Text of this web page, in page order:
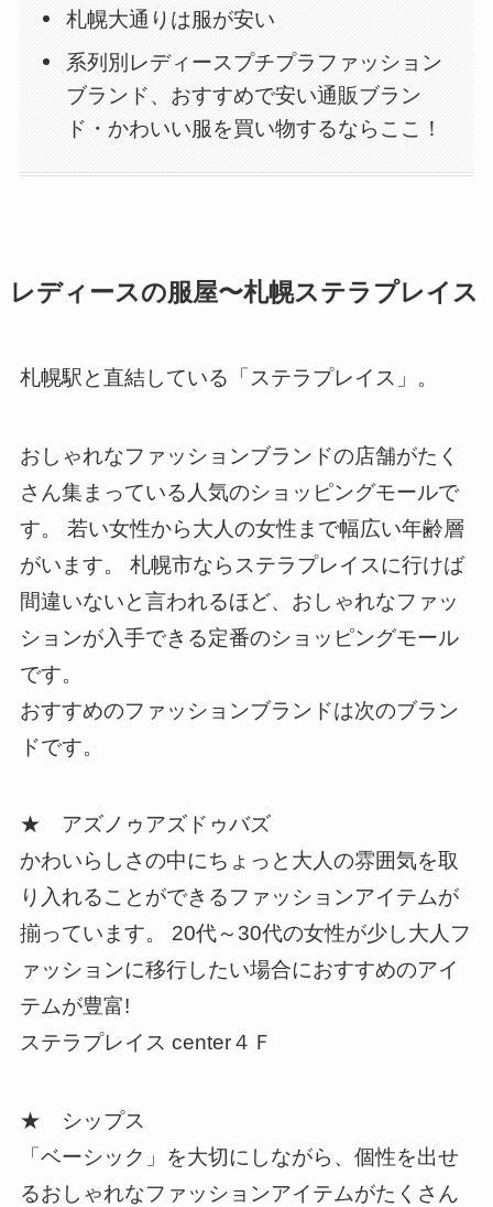
札幌大通りは服が安い
系列別レディースプチプラファッション
ブランド、おすすめで安い通販ブラン
ド・かわいい服を買い物するならここ！
レディースの服屋〜札幌ステラプレイス
札幌駅と直結している「ステラプレイス」。
おしゃれなファッションブランドの店舗がたく
さん集まっている人気のショッピングモールで
す。 若い女性から大人の女性まで幅広い年齢層
がいます。 札幌市ならステラプレイスに行けば
間違いないと言われるほど、おしゃれなファッ
ションが入手できる定番のショッピングモール
です。
おすすめのファッションブランドは次のブラン
ドです。
★ アズノゥアズドゥバズ
かわいらしさの中にちょっと大人の雰囲気を取
り入れることができるファッションアイテムが
揃っています。 20代～30代の女性が少し大人フ
ァッションに移行したい場合におすすめのアイ
テムが豊富!
ステラプレイス center４Ｆ
★ シップス
「ベーシック」を大切にしながら、個性を出せ
るおしゃれなファッションアイテムがたくさん